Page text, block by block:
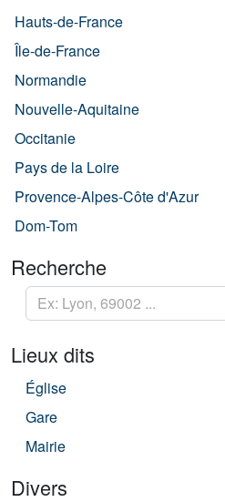
Hauts-de-France
Île-de-France
Normandie
Nouvelle-Aquitaine
Occitanie
Pays de la Loire
Provence-Alpes-Côte d'Azur
Dom-Tom
Recherche
Lieux dits
Église
Gare
Mairie
Divers